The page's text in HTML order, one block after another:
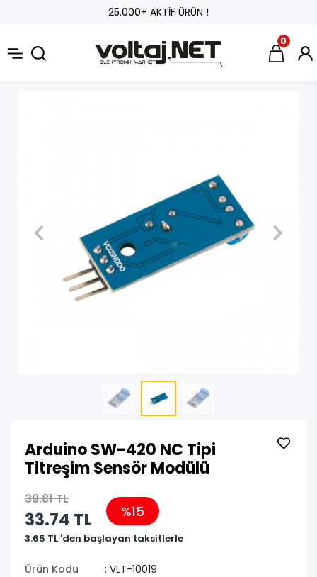
25.000+ AKTİF ÜRÜN !
0
Arduino SW-420 NC Tipi
Titreşim Sensör Modülü
39.81 TL
33.74 TL %15
3.65 TL 'den başlayan taksitlerle
Ürün Kodu
: VLT-10019